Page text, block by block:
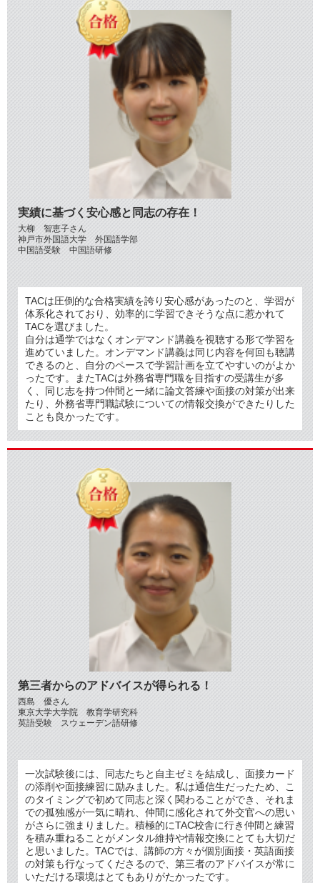
実績に基づく安心感と同志の存在！
大柳 智恵子さん
神戸市外国語大学 外国語学部
中国語受験 中国語研修
TACは圧倒的な合格実績を誇り安心感があったのと、学習が
体系化されており、効率的に学習できそうな点に惹かれて
TACを選びました。
自分は通学ではなくオンデマンド講義を視聴する形で学習を
進めていました。オンデマンド講義は同じ内容を何回も聴講
できるのと、自分のペースで学習計画を立てやすいのがよか
ったです。またTACは外務省専門職を目指すの受講生が多
く、同じ志を持つ仲間と一緒に論文答練や面接の対策が出来
たり、外務省専門職試験についての情報交換ができたりした
ことも良かったです。
第三者からのアドバイスが得られる！
西島 優さん
東京大学大学院 教育学研究科
英語受験 スウェーデン語研修
一次試験後には、同志たちと自主ゼミを結成し、面接カード
の添削や面接練習に励みました。私は通信生だったため、こ
のタイミングで初めて同志と深く関わることができ、それま
での孤独感が一気に晴れ、仲間に感化されて外交官への思い
がさらに強まりました。積極的にTAC校舎に行き仲間と練習
を積み重ねることがメンタル維持や情報交換にとても大切だ
と思いました。TACでは、講師の方々が個別面接・英語面接
の対策も行なってくださるので、第三者のアドバイスが常に
いただける環境はとてもありがたかったです。